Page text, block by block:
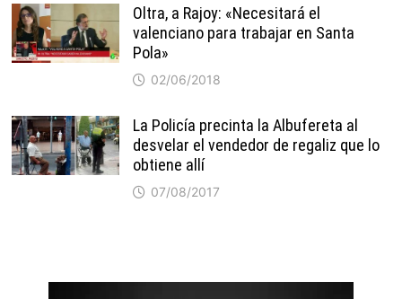
Oltra, a Rajoy: «Necesitará el
valenciano para trabajar en Santa
Pola»
02/06/2018
La Policía precinta la Albufereta al
desvelar el vendedor de regaliz que lo
obtiene allí
07/08/2017